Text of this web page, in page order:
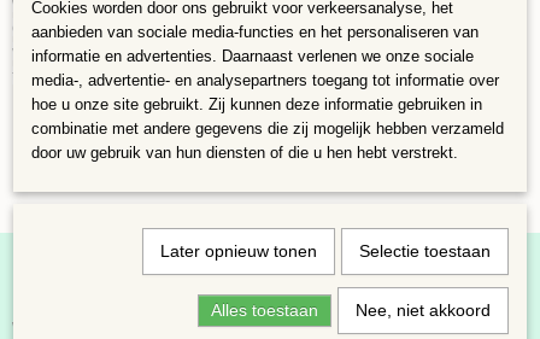
opnemen via info@konkasmozaiek.nl. Wij zullen vervolgens het
verschuldigde orderbedrag binnen 14 dagen na aanmelding van uw retour
terugstorten mits het product reeds in goede orde retour ontvangen is.”
Webshop
Cookies worden door ons gebruikt voor verkeersanalyse, het
aanbieden van sociale media-functies en het personaliseren van
informatie en advertenties. Daarnaast verlenen we onze sociale
media-, advertentie- en analysepartners toegang tot informatie over
hoe u onze site gebruikt. Zij kunnen deze informatie gebruiken in
combinatie met andere gegevens die zij mogelijk hebben verzameld
door uw gebruik van hun diensten of die u hen hebt verstrekt.
Later opnieuw tonen Selectie toestaan
Alles toestaan Nee, niet akkoord